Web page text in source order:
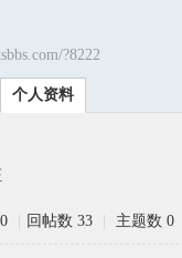
?8222
个人资料
回帖数 33 主题数 0